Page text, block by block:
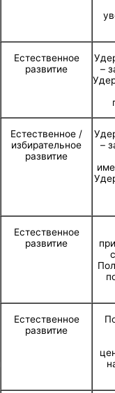
Естественное
развитие
–
Естественное /
избирательное
развитие
–
Естественное
развитие
Естественное
развитие